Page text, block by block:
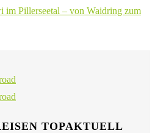
im Pillerseetal – von Waidring zum
TOPAKTUELL